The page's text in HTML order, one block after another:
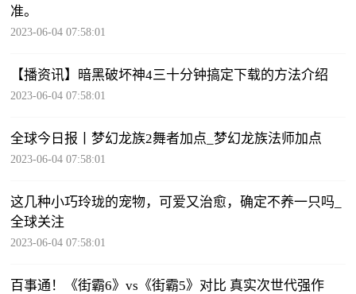
准。
2023-06-04 07:58:01
【播资讯】暗黑破坏神4三十分钟搞定下载的方法介绍
2023-06-04 07:58:01
全球今日报丨梦幻龙族2舞者加点_梦幻龙族法师加点
2023-06-04 07:58:01
这几种小巧玲珑的宠物，可爱又治愈，确定不养一只吗_
全球关注
2023-06-04 07:58:01
百事通！《街霸6》vs《街霸5》对比 真实次世代强作